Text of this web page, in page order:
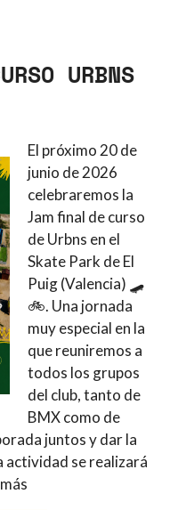
URBNS
El próximo 20 de
junio de 2026
celebraremos la
Jam final de curso
de Urbns en el
Skate Park de El
Puig (Valencia) 🛹
🚲. Una jornada
muy especial en la
que reuniremos a
todos los grupos
del club, tanto de
BMX como de
juntos y dar la
actividad se realizará